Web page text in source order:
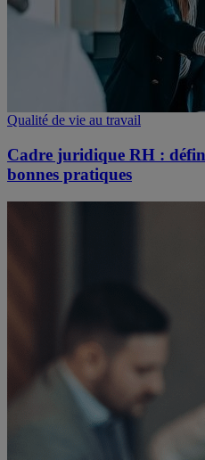
Qualité de vie au travail
Cadre juridique RH :
bonnes pratiques